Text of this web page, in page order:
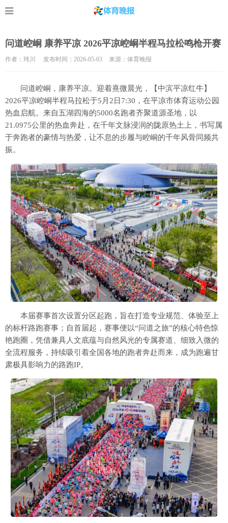
问道崆峒 康养平凉 2026平凉崆峒半程马拉松鸣枪开赛
作者：玮川 发布时间：2026-05-03 来源：体育晚报
问道崆峒，康养平凉。迎着熹微晨光，【中滨平凉红牛】
2026平凉崆峒半程马拉松于5月2日7:30，在平凉市体育运动公园
热血启航。来自五湖四海的5000名跑者齐聚道源圣地，以
21.0975公里的热血奔赴，在千年文脉浸润的陇原热土上，书写属
于奔跑者的豪情与热爱，让不息的步履与崆峒的千年风骨同频共
振。
本届赛事首次设置分区起跑，旨在打造专业规范、体验至上
的标杆路跑赛事；自首届起，赛事便以“问道之旅”的核心特色惊
艳跑圈，凭借兼具人文底蕴与自然风光的专属赛道、细致入微的
全流程服务，持续吸引着全国各地的跑者奔赴而来，成为跑遍甘
肃极具影响力的路跑IP。